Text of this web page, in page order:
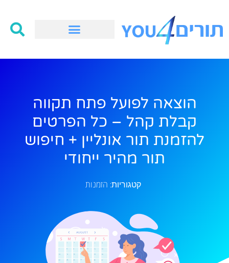
הוצאה לפועל פתח תקווה
קבלת קהל – כל הפרטים
להזמנת תור אונליין + חיפוש
תור מהיר ייחודי
קטגוריות: הזמנות